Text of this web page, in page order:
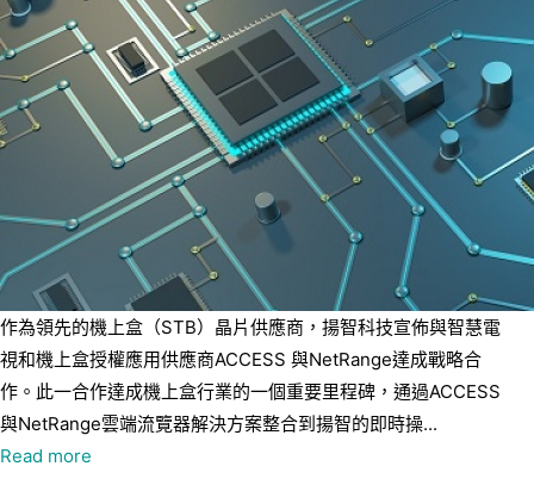
作為領先的機上盒（STB）晶片供應商，揚智科技宣佈與智慧電
視和機上盒授權應用供應商ACCESS 與NetRange達成戰略合
作。此一合作達成機上盒行業的一個重要里程碑，通過ACCESS
與NetRange雲端流覽器解決方案整合到揚智的即時操...
Read more